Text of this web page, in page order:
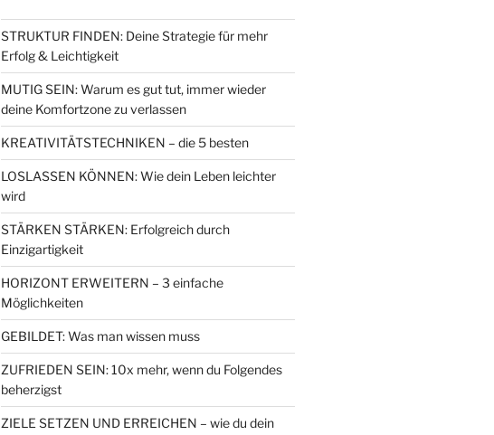
STRUKTUR FINDEN: Deine Strategie für mehr
Erfolg & Leichtigkeit
MUTIG SEIN: Warum es gut tut, immer wieder
deine Komfortzone zu verlassen
KREATIVITÄTSTECHNIKEN – die 5 besten
LOSLASSEN KÖNNEN: Wie dein Leben leichter
wird
STÄRKEN STÄRKEN: Erfolgreich durch
Einzigartigkeit
HORIZONT ERWEITERN – 3 einfache
Möglichkeiten
GEBILDET: Was man wissen muss
ZUFRIEDEN SEIN: 10x mehr, wenn du Folgendes
beherzigst
ZIELE SETZEN UND ERREICHEN – wie du dein